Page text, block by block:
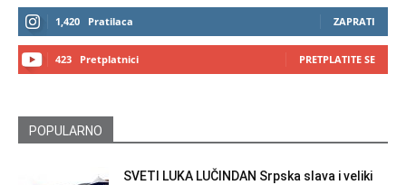
1,420 Pratilaca ZAPRATI
423 Pretplatnici PRETPLATITE SE
POPULARNO
SVETI LUKA LUČINDAN Srpska slava i veliki